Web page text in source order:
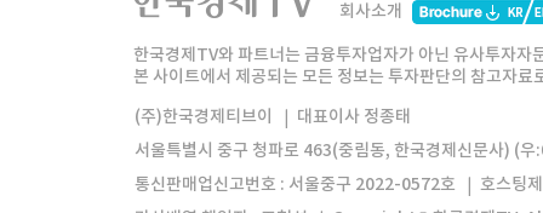
한경미디어그룹 한국경제신문 한국경제
모바일앱 한국경제TV앱
회사소개
한국경제TV와 파트너는 금융투자업자가 아닌 유사투자
본 사이트에서 제공되는 모든 정보는 투자판단의 참고자
(주)한국경제티브이
대표이사 정종태
서울특별시 중구 청파로 463(중림동, 한국경제신문사) (
통신판매업신고번호 : 서울중구 2022-0572호
호스팅